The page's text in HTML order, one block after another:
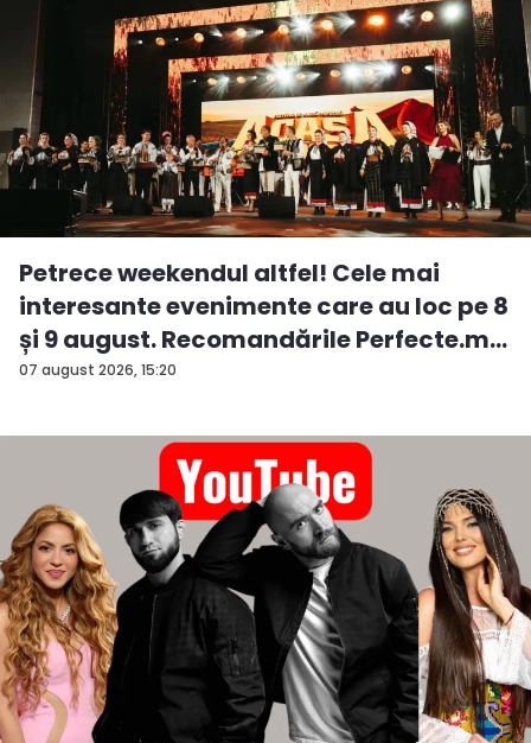
07 august 2026, 15:20
Petrece weekendul altfel! Cele mai
interesante evenimente care au loc pe 8
și 9 august. Recomandările Perfecte.m...